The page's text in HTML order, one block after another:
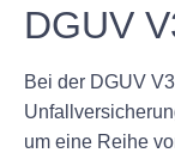
DGUV
Bei der DGUV
um eine Reihe